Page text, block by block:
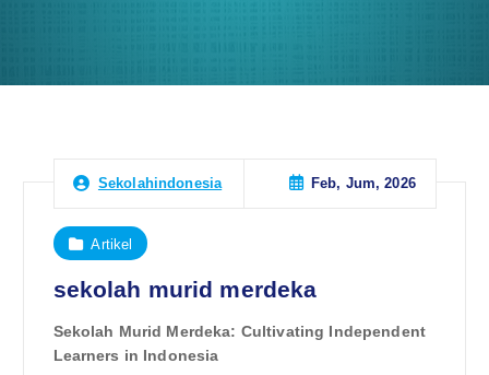
Sekolahindonesia Feb, Jum, 2026
Artikel
sekolah murid merdeka
Sekolah Murid Merdeka: Cultivating Independent
Learners in Indonesia